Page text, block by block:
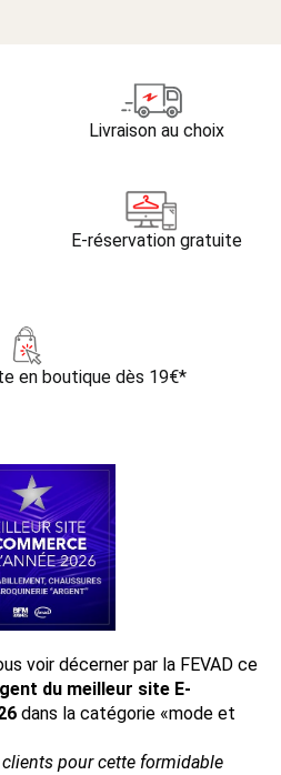
Livraison au choix
E-réservation gratuite
en boutique dès 19€*
voir décerner par la FEVAD ce
du meilleur site E-
dans la catégorie «mode et
pour cette formidable